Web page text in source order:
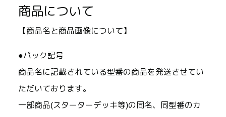
商品について
【商品名と商品画像について】
●パック記号
商品名に記載されている型番の商品を発送させてい
ただいております。
一部商品(スターターデッキ等)の同名、同型番のカ